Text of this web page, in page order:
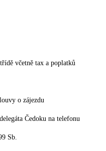
včetně tax a poplatků
o zájezdu
Čedoku na telefonu
Sb.